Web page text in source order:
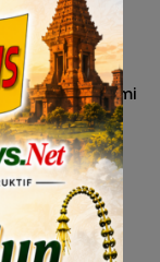
Hadir di
Memahami
Konsumen
Purnajual